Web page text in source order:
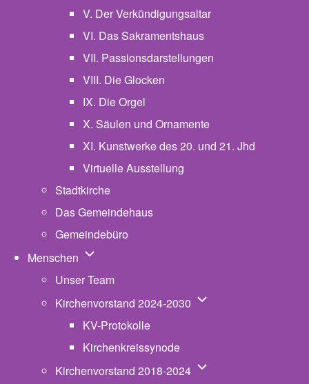
V. Der Verkündigungsaltar
VI. Das Sakramentshaus
VII. Passionsdarstellungen
VIII. Die Glocken
IX. Die Orgel
X. Säulen und Ornamente
XI. Kunstwerke des 20. und 21. Jhd
Virtuelle Ausstellung
Stadtkirche
Das Gemeindehaus
Gemeindebüro
Menschen Unternavigation von Menschen
Unser Team
Kirchenvorstand 2024-2030 Unternavigation von
KV-Protokolle
Kirchenkreissynode
Kirchenvorstand 2018-2024 Unternavigation von